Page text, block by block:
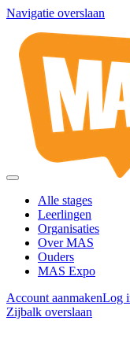
Navigatie overslaan
Alle stages
Leerlingen
Organisaties
Over MAS
Ouders
MAS Expo
Account aanmakenLog
Zijbalk overslaan